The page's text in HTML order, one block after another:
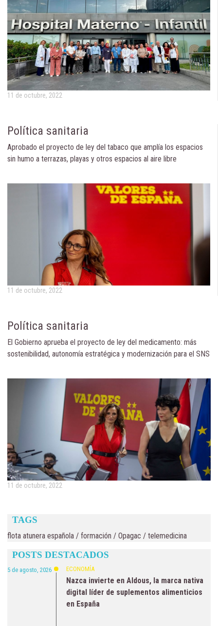
11 de octubre, 2022
Política sanitaria
Aprobado el proyecto de ley del tabaco que amplía los espacios
sin humo a terrazas, playas y otros espacios al aire libre
11 de octubre, 2022
Política sanitaria
El Gobierno aprueba el proyecto de ley del medicamento: más
sostenibilidad, autonomía estratégica y modernización para el SNS
11 de octubre, 2022
TAGS
flota atunera española / formación / Opagac / telemedicina
POSTS DESTACADOS
5 de agosto, 2026 ECONOMÍA
Nazca invierte en Aldous, la marca nativa
digital líder de suplementos alimenticios
en España